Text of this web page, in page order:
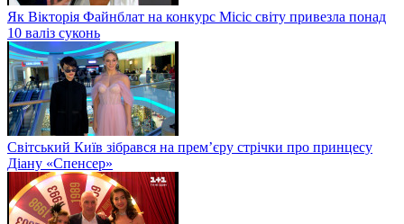
Як Вікторія Файнблат на конкурс Місіс світу привезла понад
10 валіз суконь
Світський Київ зібрався на прем’єру стрічки про принцесу
Діану «Спенсер»